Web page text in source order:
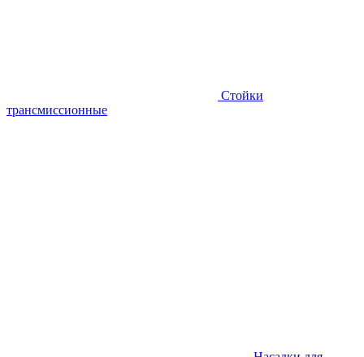
Стойки
трансмиссионные